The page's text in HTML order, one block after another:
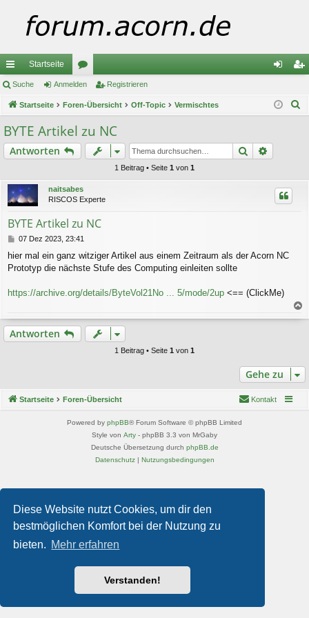
Diese Website nutzt Cookies, um dir den
bestmöglichen Komfort bei der Nutzung zu
bieten. Mehr erfahren
Verstanden!
ch
ne
llz
ug
Startseite
or
en m ist
Suche Anmelden Registrieren
Startseite Foren-Übersicht Off-Topic Vermischtes
BYTE Artikel zu NC
Antworten Suche
1 Beitrag • Seite 1 von 1
naitsabes
RISCOS Experte
BYTE Artikel zu NC
B
i
t
a
g
07 Dez 2023, 23:41
hier mal ein ganz witziger Artikel aus einem Zeitraum als der Acorn NC
Prototyp die nächste Stufe des Computing einleiten sollte
https://archive.org/details/ByteVol21No ... 5/mode/2up <== (ClickMe)
a
n
Antworten
1 Beitrag • Seite 1 von 1
Gehe zu
Startseite Foren-Übersicht Kontakt
Powered by phpBB® Forum Software © phpBB Limited
Style von Arty - phpBB 3.3 von MrGaby
Deutsche Übersetzung durch phpBB.de
Datenschutz| Nutzungsbedingungen